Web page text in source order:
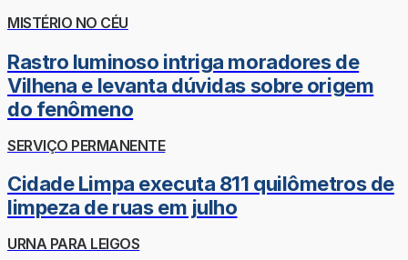
MISTÉRIO NO CÉU
Rastro luminoso intriga moradores de
Vilhena e levanta dúvidas sobre origem
do fenômeno
SERVIÇO PERMANENTE
Cidade Limpa executa 811 quilômetros de
limpeza de ruas em julho
URNA PARA LEIGOS